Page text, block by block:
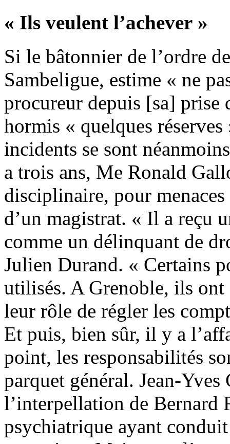
« Ils veulent l’achever »
Si le bâtonnier de l’ordre
Sambeligue, estime « ne
procureur depuis [sa]
hormis « quelques
incidents se sont
a trois ans, Me Ronald
disciplinaire, pour
d’un magistrat. « Il a reçu
comme un délinquant de
Julien Durand. « Certains
utilisés. A Grenoble, ils ont
leur rôle de régler les
Et puis, bien sûr, il y a
point, les responsabilités
parquet général. Jean-
l’interpellation de Bernard
psychiatrique ayant